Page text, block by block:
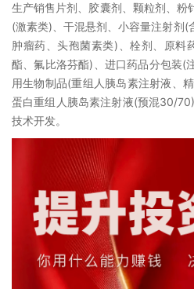
生产销售片剂、胶囊剂、颗粒剂、粉
(激素类)、干混悬剂、小容量注射剂
肿瘤药、头孢菌素类)、栓剂、原料
酯、氟比洛芬酯)、进口药品分包装(
用生物制品(重组人胰岛素注射液、
蛋白重组人胰岛素注射液(预混30/
技术开发。